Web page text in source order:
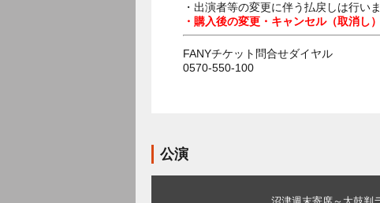
・出演者等の変更に伴う払戻しは行いま
・購入後の変更・キャンセル（取消し
FANYチケット問合せダイヤル
0570-550-100
公演